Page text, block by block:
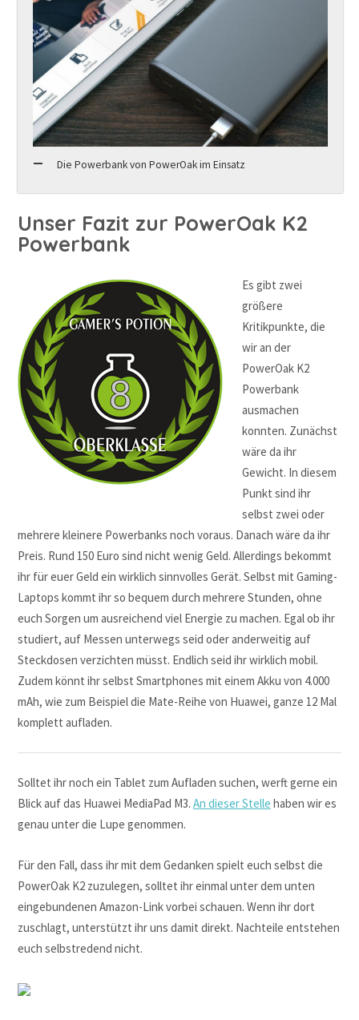
Die Powerbank von PowerOak im Einsatz
Unser Fazit zur PowerOak K2
Powerbank
Es gibt zwei
größere
Kritikpunkte, die
wir an der
PowerOak K2
Powerbank
ausmachen
konnten. Zunächst
wäre da ihr
Gewicht. In diesem
Punkt sind ihr
selbst zwei oder
mehrere kleinere Powerbanks noch voraus. Danach wäre da ihr
Preis. Rund 150 Euro sind nicht wenig Geld. Allerdings bekommt
ihr für euer Geld ein wirklich sinnvolles Gerät. Selbst mit Gaming-
Laptops kommt ihr so bequem durch mehrere Stunden, ohne
euch Sorgen um ausreichend viel Energie zu machen. Egal ob ihr
studiert, auf Messen unterwegs seid oder anderweitig auf
Steckdosen verzichten müsst. Endlich seid ihr wirklich mobil.
Zudem könnt ihr selbst Smartphones mit einem Akku von 4.000
mAh, wie zum Beispiel die Mate-Reihe von Huawei, ganze 12 Mal
komplett aufladen.
Solltet ihr noch ein Tablet zum Aufladen suchen, werft gerne ein
Blick auf das Huawei MediaPad M3. An dieser Stelle haben wir es
genau unter die Lupe genommen.
Für den Fall, dass ihr mit dem Gedanken spielt euch selbst die
PowerOak K2 zuzulegen, solltet ihr einmal unter dem unten
eingebundenen Amazon-Link vorbei schauen. Wenn ihr dort
zuschlagt, unterstützt ihr uns damit direkt. Nachteile entstehen
euch selbstredend nicht.